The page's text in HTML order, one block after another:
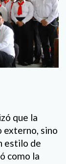
que la
externo, sino
estilo de
como la